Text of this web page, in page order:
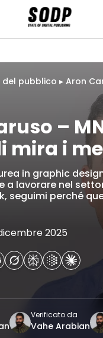
del pubblico ▸ Aron
–
mira i
in graphic
a lavorare nel
seguimi perché
2025
Verificato da
Vahe Arabian